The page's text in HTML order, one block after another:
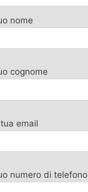
nome
cognome
email
numero di telefono